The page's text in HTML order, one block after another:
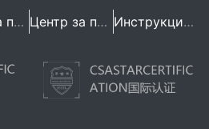
Центр за помощь Центр за помощь Инструкция по эксплуатации